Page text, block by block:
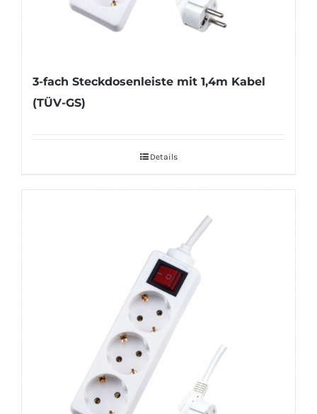
3-fach Steckdosenleiste mit 1,4m Kabel
(TÜV-GS)
Details